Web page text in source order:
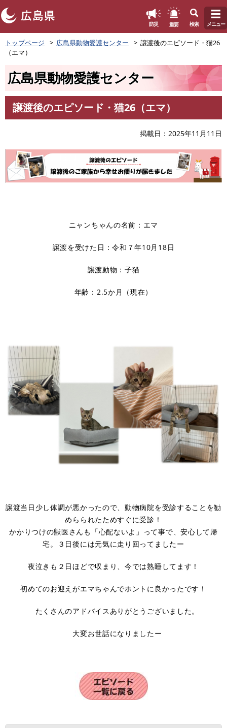
ペ
ー
。
防災 重要 検索 メニュー
トップページ 広島県動物愛護センター
譲渡後のエピソード・猫26
（エマ）
広島県動物愛護センター
文
譲渡後のエピソード・猫26（エマ）
掲載日 2025年11月11日
ニャンちゃんの名前：エマ
譲渡を受けた日：令和７年10月18日
譲渡動物：子猫
年齢：2.5か月（現在）
譲渡当日少し体調が悪かったので、動物病院を受診することを勧
めらられたためすぐに受診！
かかりつけの獣医さんも「心配ないよ」って事で、安心して帰
宅。３日後には元気に走り回ってましたー
夜泣きも２日ほどで収まり、今では熟睡してます！
初めてのお迎えがエマちゃんでホントに良かったです！
たくさんのアドバイスありがとうございました。
大変お世話になりましたー